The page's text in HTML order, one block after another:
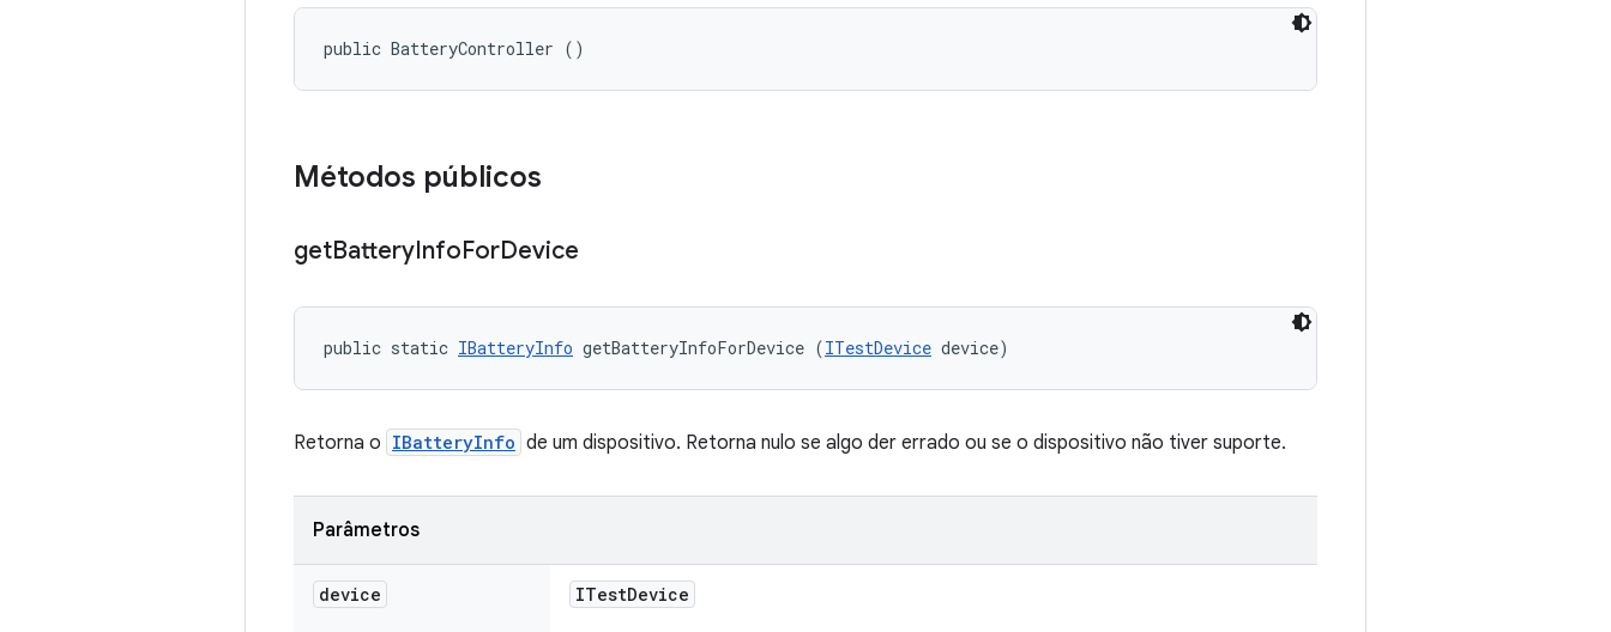
public BatteryController ()
Métodos públicos
getBatteryInfoForDevice
public static IBatteryInfo getBatteryInfoForDevice (ITestDevice device)
Retorna o IBatteryInfo de um dispositivo. Retorna nulo se algo der errado ou se o dispositivo não tiver suporte.
Parâmetros
device ITestDevice